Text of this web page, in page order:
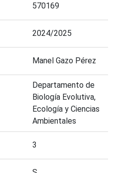
570169
2024/2025
Manel Gazo Pérez
Departamento de
Biología Evolutiva,
Ecología y Ciencias
Ambientales
3